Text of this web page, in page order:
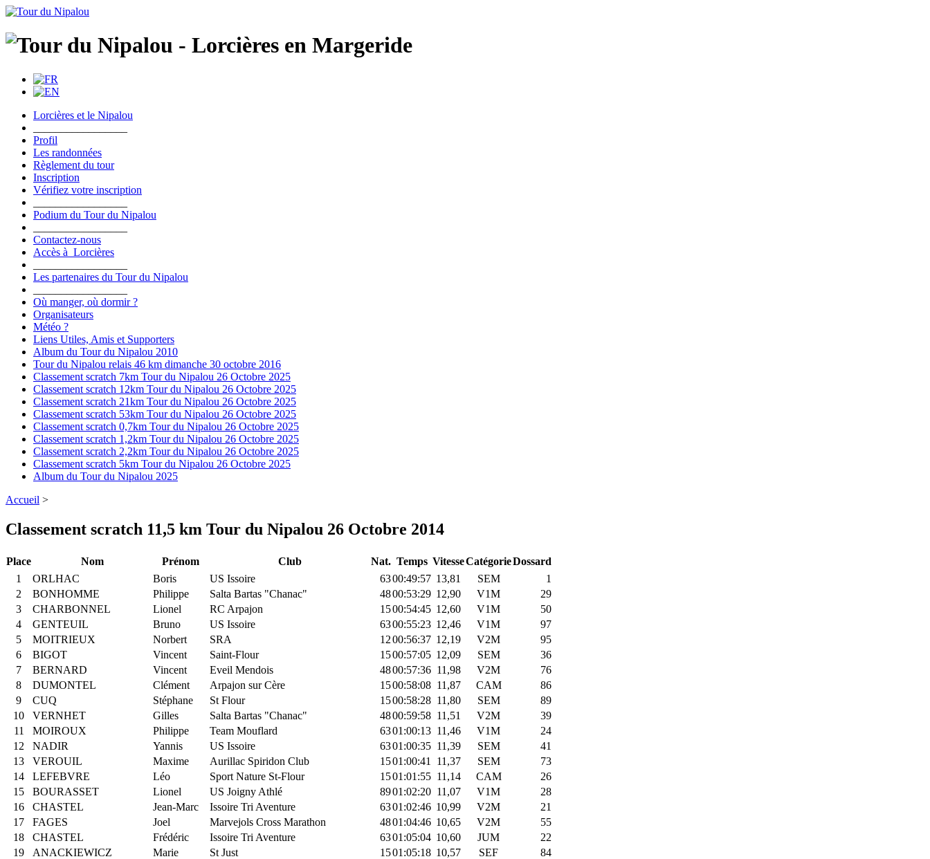
Lorcières et le Nipalou
Profil
Les randonnées
Règlement du tour
Inscription
Vérifiez votre inscription
Podium du Tour du Nipalou
Contactez-nous
Accès à Lorcières
Les partenaires du Tour du Nipalou
Où manger, où dormir ?
Organisateurs
Météo ?
Liens Utiles, Amis et Supporters
Album du Tour du Nipalou 2010
Tour du Nipalou relais 46 km dimanche 30 octobre 2016
Classement scratch 7km Tour du Nipalou 26 Octobre 2025
Classement scratch 12km Tour du Nipalou 26 Octobre 2025
Classement scratch 21km Tour du Nipalou 26 Octobre 2025
Classement scratch 53km Tour du Nipalou 26 Octobre 2025
Classement scratch 0,7km Tour du Nipalou 26 Octobre 2025
Classement scratch 1,2km Tour du Nipalou 26 Octobre 2025
Classement scratch 2,2km Tour du Nipalou 26 Octobre 2025
Classement scratch 5km Tour du Nipalou 26 Octobre 2025
Album du Tour du Nipalou 2025
Accueil >
Classement scratch 11,5 km Tour du Nipalou 26 Octobre 2014
Place Nom Prénom Club Nat. Temps VitesseCatégorieDossard
1
ORLHAC Boris US Issoire 6300:49:57 13,81 SEM
1
2
BONHOMME Philippe Salta Bartas "Chanac" 4800:53:29 12,90 V1M
29
3
CHARBONNEL Lionel RC Arpajon 1500:54:45 12,60 V1M
50
4
GENTEUIL Bruno US Issoire 6300:55:23 12,46 V1M
97
5
MOITRIEUX Norbert SRA 1200:56:37 12,19 V2M
95
6
BIGOT Vincent Saint-Flour 1500:57:05 12,09 SEM
36
7
BERNARD Vincent Eveil Mendois 4800:57:36 11,98 V2M
76
8
DUMONTEL Clément Arpajon sur Cère 1500:58:08 11,87 CAM
86
9
CUQ Stéphane St Flour 1500:58:28 11,80 SEM
89
10
VERNHET Gilles Salta Bartas "Chanac" 4800:59:58 11,51 V2M
39
11
MOIROUX Philippe Team Mouflard 6301:00:13 11,46 V1M
24
12
NADIR Yannis US Issoire 6301:00:35 11,39 SEM
41
13
VEROUIL Maxime Aurillac Spiridon Club 1501:00:41 11,37 SEM
73
14
LEFEBVRE Léo Sport Nature St-Flour 1501:01:55 11,14 CAM
26
15
BOURASSET Lionel US Joigny Athlé 8901:02:20 11,07 V1M
28
16
CHASTEL Jean-Marc Issoire Tri Aventure 6301:02:46 10,99 V2M
21
17
FAGES Joel Marvejols Cross Marathon 4801:04:46 10,65 V2M
55
18
CHASTEL Frédéric Issoire Tri Aventure 6301:05:04 10,60 JUM
22
19
ANACKIEWICZ Marie St Just 1501:05:18 10,57 SEF
84